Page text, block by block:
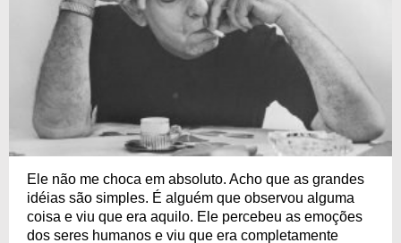
Ele não me choca em absoluto. Acho que as grandes
idéias são simples. É alguém que observou alguma
coisa e viu que era aquilo. Ele percebeu as emoções
dos seres humanos e viu que era completamente